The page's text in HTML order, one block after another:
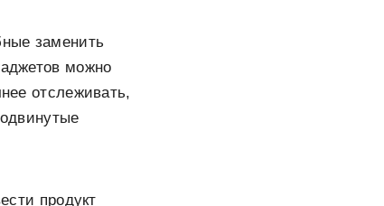
заменить
можно
отслеживать,
продукт